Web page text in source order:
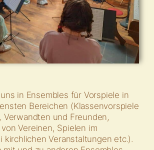
in Ensembles für Vorspiele in
Bereichen (Klassenvorspiele
Verwandten und Freunden,
Vereinen, Spielen im
kirchlichen Veranstaltungen etc.).